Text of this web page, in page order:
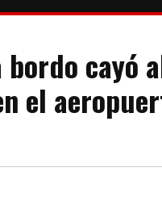
bordo cayó
el